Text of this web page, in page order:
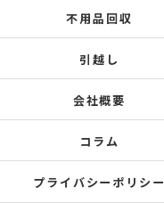
不用品回収
引越し
会社概要
コラム
プライバシーポリシー